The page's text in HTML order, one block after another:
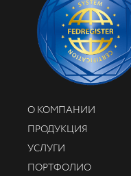
О КОМПАНИИ
ПРОДУКЦИЯ
УСЛУГИ
ПОРТФОЛИО